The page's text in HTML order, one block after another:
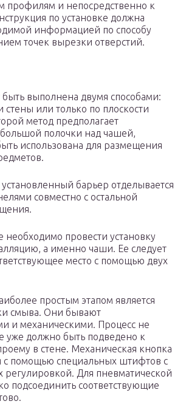
профилям и непосредственно к
по установке должна
информацией по способу
точек вырезки отверстий.
выполнена двумя способами:
стены или только по плоскости
метод предполагает
полочки над чашей,
использована для размещения
барьер отделывается
совместно с остальной
провести установку
а именно чаши. Ее следует
место с помощью двух
простым этапом является
смыва. Они бывают
и механическими. Процесс не
уже должно быть подведено к
в стене. Механическая кнопка
с помощью специальных штифтов с
регулировкой. Для пневматической
подсоединить соответствующие